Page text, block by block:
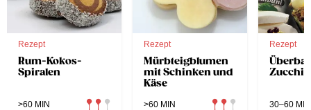
Rezept
Rum-Kokos-
Spiralen
>60 MIN
Rezept
Mürbteigblumen
mit Schinken und
Käse
>60 MIN
Rezept
30–60 MIN